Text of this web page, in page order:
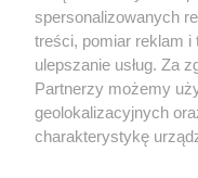
spersonalizowanych
treści, pomiar reklam i
ulepszanie usług. Za
Partnerzy możemy
geolokalizacyjnych
charakterystykę